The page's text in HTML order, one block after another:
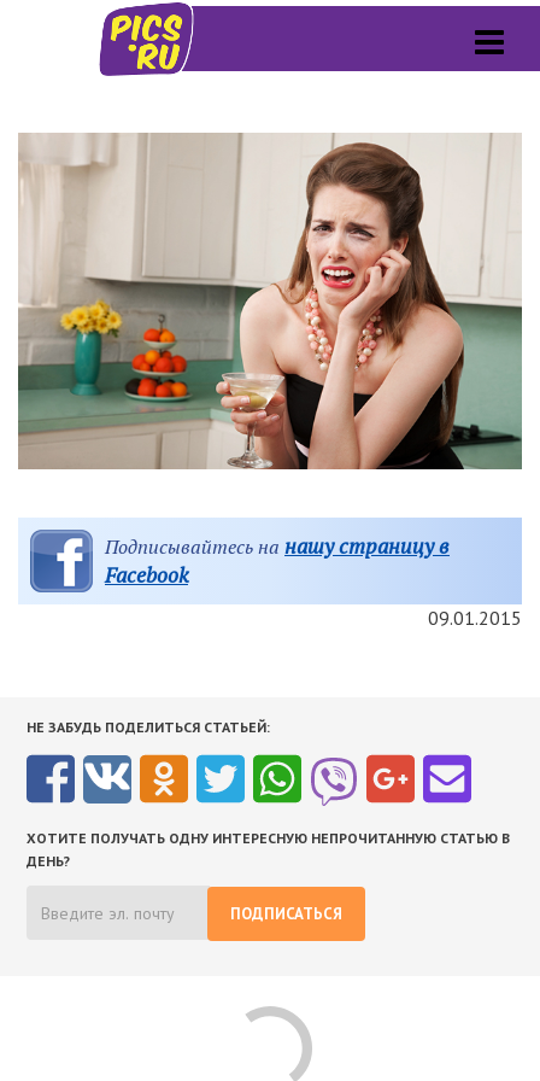
Подписывайтесь на нашу страницу в
Facebook
09.01.2015
НЕ ЗАБУДЬ ПОДЕЛИТЬСЯ СТАТЬЕЙ:
ХОТИТЕ ПОЛУЧАТЬ ОДНУ ИНТЕРЕСНУЮ НЕПРОЧИТАННУЮ СТАТЬЮ В
ДЕНЬ?
ПОДПИСАТЬСЯ